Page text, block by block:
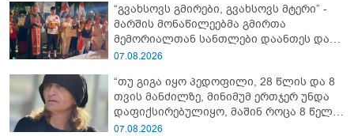
ადვოკატი?
“გვახსოვს გმირები, გვახსოვს მტერი” -
მარშის მონაწილეებმა გმირთა
მემორიალთან სანთლები დაანთეს და
გმირების ხსოვნას პატივი მიაგეს
07.08.2026
“თუ გიგა იყო პედოფილი, 28 წლის და 8
თვის მანძილზე, მინიმუმ ერთჯერ უნდა
დაფიქსირებულიყო, მაშინ როცა 8 წელი
ამზადებდა მოსწავლეებს! - იპოვონ ერთი
07.08.2026